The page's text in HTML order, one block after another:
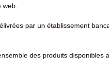
web.
par un établissement
des produits disponibles